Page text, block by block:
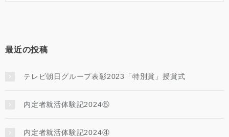
最近の投稿
テレビ朝日グループ表彰2023「特別賞」授賞式
内定者就活体験記2024⑤
内定者就活体験記2024④